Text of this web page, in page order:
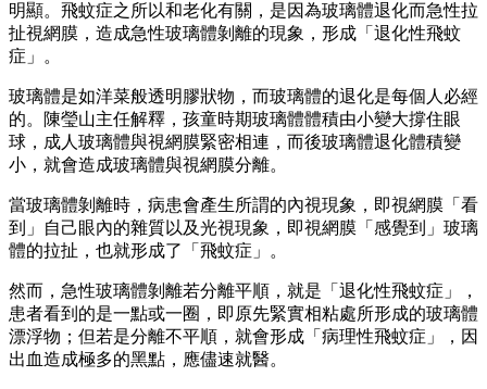
明顯。飛蚊症之所以和老化有關，是因為玻璃體退化而急性拉
扯視網膜，造成急性玻璃體剝離的現象，形成「退化性飛蚊
症」。
玻璃體是如洋菜般透明膠狀物，而玻璃體的退化是每個人必經
的。陳瑩山主任解釋，孩童時期玻璃體體積由小變大撐住眼
球，成人玻璃體與視網膜緊密相連，而後玻璃體退化體積變
小，就會造成玻璃體與視網膜分離。
當玻璃體剝離時，病患會產生所謂的內視現象，即視網膜「看
到」自己眼內的雜質以及光視現象，即視網膜「感覺到」玻璃
體的拉扯，也就形成了「飛蚊症」。
然而，急性玻璃體剝離若分離平順，就是「退化性飛蚊症」，
患者看到的是一點或一圈，即原先緊實相粘處所形成的玻璃體
漂浮物；但若是分離不平順，就會形成「病理性飛蚊症」，因
出血造成極多的黑點，應儘速就醫。